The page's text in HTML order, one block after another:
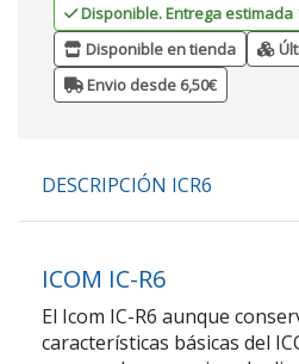
Disponible. Entrega estimada
Disponible en tienda
Envio desde 6,50€
DESCRIPCIÓN ICR6
ICOM IC-R6
El Icom IC-R6 aunque
características básicas del